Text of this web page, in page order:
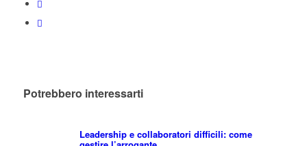
Potrebbero interessarti
Leadership e collaboratori difficili: come